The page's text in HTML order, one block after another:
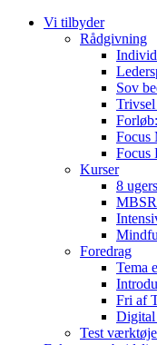
Vi tilbyder
Rådgivning
Sov
Focus
Focus
Kurser
8
Foredrag
Tema
Fri af
Test